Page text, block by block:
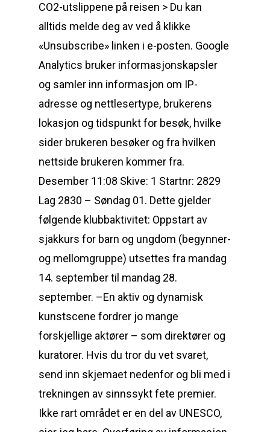
CO2-utslippene på reisen > Du kan
alltids melde deg av ved å klikke
«Unsubscribe» linken i e-posten. Google
Analytics bruker informasjonskapsler
og samler inn informasjon om IP-
adresse og nettlesertype, brukerens
lokasjon og tidspunkt for besøk, hvilke
sider brukeren besøker og fra hvilken
nettside brukeren kommer fra.
Desember 11:08 Skive: 1 Startnr: 2829
Lag 2830 – Søndag 01. Dette gjelder
følgende klubbaktivitet: Oppstart av
sjakkurs for barn og ungdom (begynner-
og mellomgruppe) utsettes fra mandag
14. september til mandag 28.
september. –En aktiv og dynamisk
kunstscene fordrer jo mange
forskjellige aktører – som direktører og
kuratorer. Hvis du tror du vet svaret,
send inn skjemaet nedenfor og bli med i
trekningen av sinnssykt fete premier.
Ikke rart området er en del av UNESCO,